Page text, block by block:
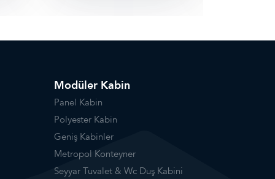
Modüler Kabin
Panel Kabin
Polyester Kabin
Geniş Kabinler
Metropol Konteyner
Seyyar Tuvalet & Wc Duş Kabini